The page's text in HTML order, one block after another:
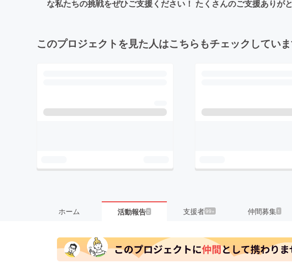
な私たちの挑戦をぜひご支援ください！ たくさんのご支援ありが
このプロジェクトを見た人はこちらもチェックしてい
ホーム 活動報告2 支援者99+ 仲間募集 1